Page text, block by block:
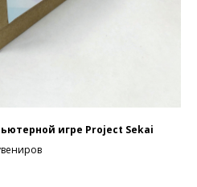
игре Project Sekai